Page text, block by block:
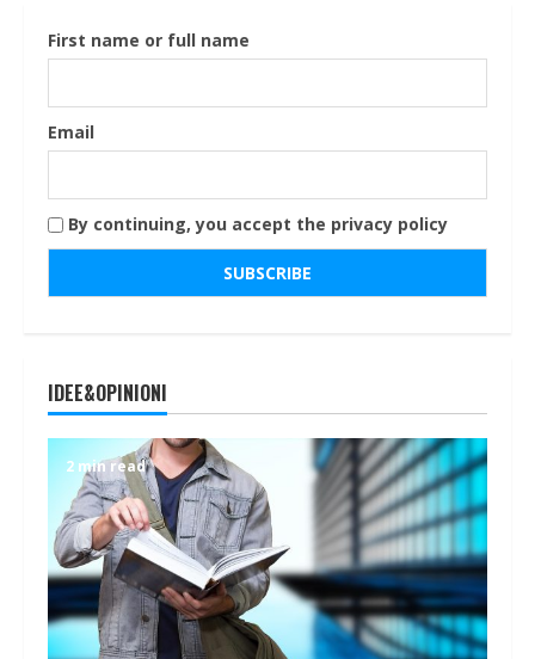
First name or full name
Email
By continuing, you accept the privacy policy
IDEE&OPINIONI
2 min read